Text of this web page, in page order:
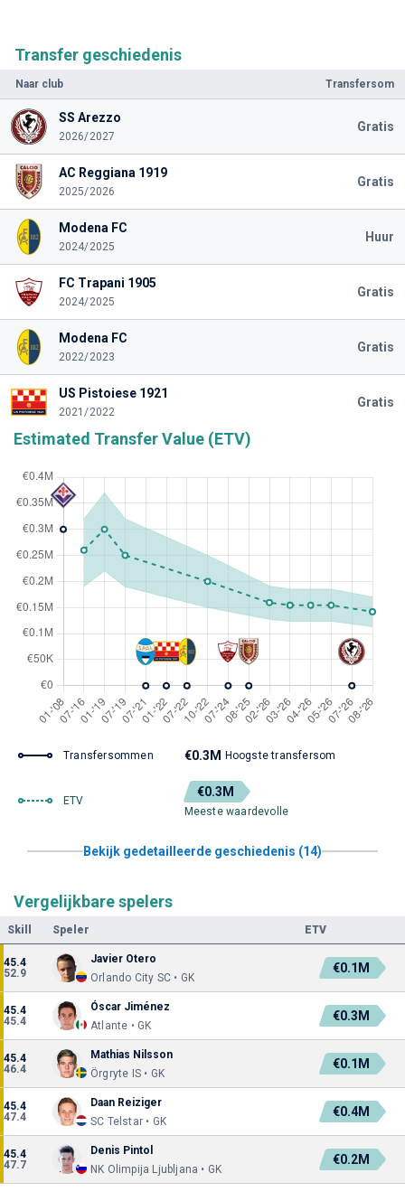
Transfer geschiedenis
Naar club Transfersom
SS Arezzo
2026/2027
Gratis
AC Reggiana 1919
2025/2026
Gratis
Modena FC
2024/2025
Huur
FC Trapani 1905
2024/2025
Gratis
Modena FC
2022/2023
Gratis
US Pistoiese 1921
2021/2022
Gratis
Estimated Transfer Value (ETV)
Transfersommen €0.3M Hoogste transfersom
ETV
€0.3M
Meeste waardevolle
Bekijk gedetailleerde geschiedenis (14)
Vergelijkbare spelers
Skill Speler ETV
45.4
52.9
Javier Otero
Orlando City SC • GK
€0.1M
45.4
45.4
Óscar Jiménez
Atlante • GK
€0.3M
45.4
46.4
Mathias Nilsson
Örgryte IS • GK
€0.1M
45.4
47.4
Daan Reiziger
SC Telstar • GK
€0.4M
45.4
47.7
Denis Pintol
NK Olimpija Ljubljana • GK
€0.2M